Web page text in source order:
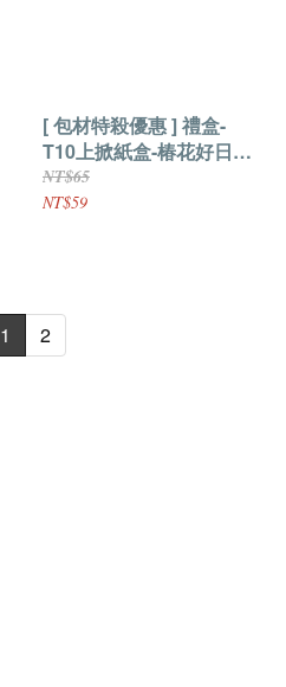
[ 包材特殺優惠 ] 禮盒-
T10上掀紙盒-椿花好日
原裝10入(內有分裝規格)
NT$65
NT$59
1 2